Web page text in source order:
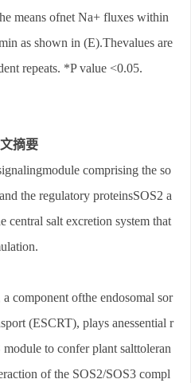
means ofnet Na+ fluxes within
as shown in (E).Thevalues are
repeats. *P value <0.05.
摘要
comprising the so
the regulatory proteinsSOS2 a
central salt excretion system that
component ofthe endosomal sor
(ESCRT), plays anessential r
to confer plant salttoleran
of the SOS2/SOS3 compl